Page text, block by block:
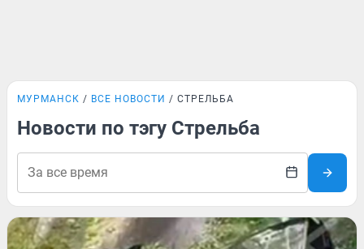
МУРМАНСК ВСЕ НОВОСТИ СТРЕЛЬБА
Новости по тэгу Стрельба